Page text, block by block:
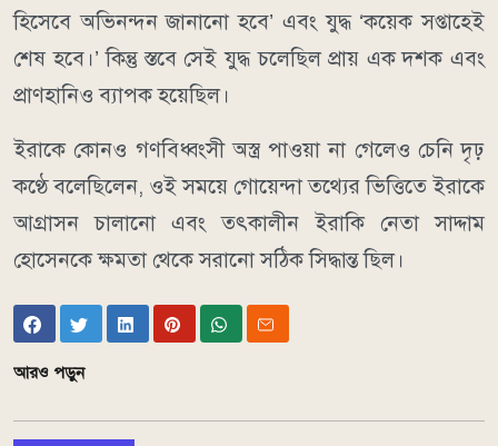
হিসেবে অভিনন্দন জানানো হবে’ এবং যুদ্ধ ‘কয়েক সপ্তাহেই
শেষ হবে।’ কিন্তু স্তবে সেই যুদ্ধ চলেছিল প্রায় এক দশক এবং
প্রাণহানিও ব্যাপক হয়েছিল।
ইরাকে কোনও গণবিধ্বংসী অস্ত্র পাওয়া না গেলেও চেনি দৃঢ়
কণ্ঠে বলেছিলেন, ওই সময়ে গোয়েন্দা তথ্যের ভিত্তিতে ইরাকে
আগ্রাসন চালানো এবং তৎকালীন ইরাকি নেতা সাদ্দাম
হোসেনকে ক্ষমতা থেকে সরানো সঠিক সিদ্ধান্ত ছিল।
আরও পড়ুন